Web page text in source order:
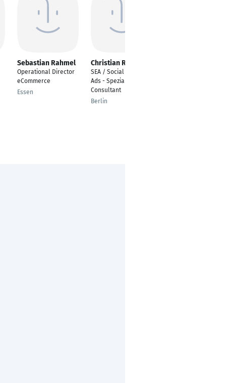
Sebastian Rahmel
Operational Director
eCommerce
Essen
Christian Rost
SEA / Social Media
Ads - Spezialist /
Consultant
Berlin